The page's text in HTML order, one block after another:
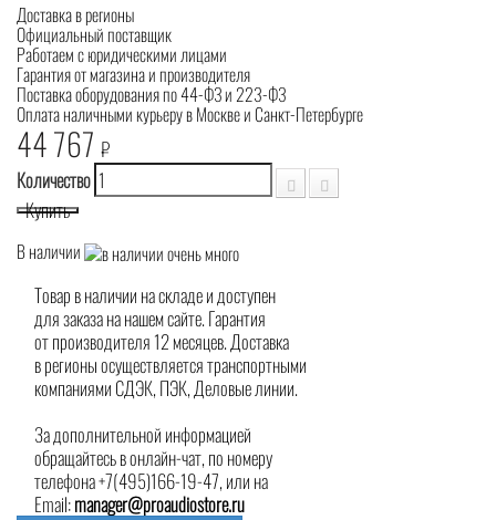
Доставка в регионы
Официальный поставщик
Работаем с юридическими лицами
Гарантия от магазина и производителя
Поставка оборудования по 44-ФЗ и 223-ФЗ
Оплата наличными курьеру в Москве и Санкт-Петербурге
44 767 ₽
Количество
Купить
В наличии
Товар в наличии на складе и доступен
для заказа на нашем сайте. Гарантия
от производителя 12 месяцев. Доставка
в регионы осуществляется транспортными
компаниями СДЭК, ПЭК, Деловые линии.
За дополнительной информацией
обращайтесь в онлайн-чат, по номеру
телефона +7(495)166-19-47, или на
Email:manager@proaudiostore.ru